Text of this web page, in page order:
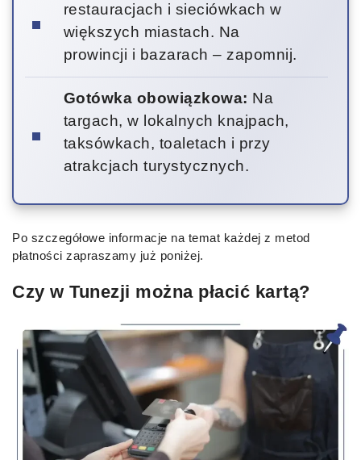
restauracjach i sieciówkach w
większych miastach. Na
prowincji i bazarach – zapomnij.
Gotówka obowiązkowa: Na
targach, w lokalnych knajpach,
taksówkach, toaletach i przy
atrakcjach turystycznych.
Po szczegółowe informacje na temat każdej z metod
płatności zapraszamy już poniżej.
Czy w Tunezji można płacić kartą?